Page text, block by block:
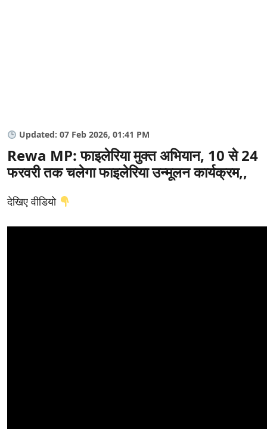
Updated: 07 Feb 2026, 01:41 PM
Rewa MP: फाइलेरिया मुक्त अभियान, 10 से 24
फरवरी तक चलेगा फाइलेरिया उन्मूलन कार्यक्रम,,
देखिए वीडियो